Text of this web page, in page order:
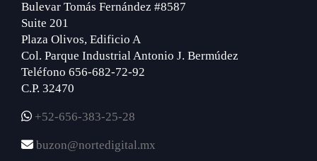
Bulevar Tomás Fernández #8587
Suite 201
Plaza Olivos, Edificio A
Col. Parque Industrial Antonio J. Bermúdez
Teléfono 656-682-72-92
C.P. 32470
+52-656-383-25-28
buzon@nortedigital.mx